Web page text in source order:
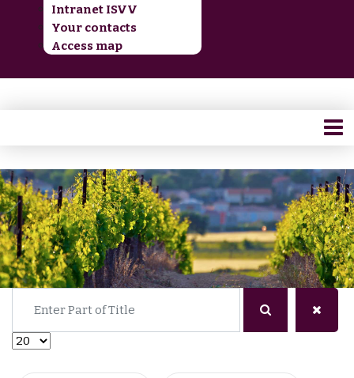
Intranet ISVV
Your contacts
Access map
Display #